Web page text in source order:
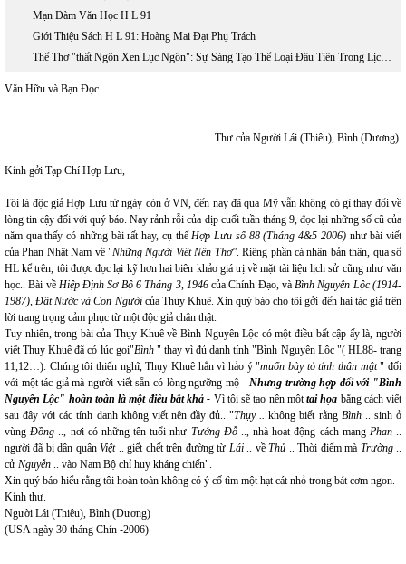
Mạn Đàm Văn Học H L 91
Giới Thiệu Sách H L 91: Hoàng Mai Đạt Phụ Trách
Thể Thơ "thất Ngôn Xen Lục Ngôn": Sự Sáng Tạo Thể Loại Đầu Tiên Trong Lịch Sử Văn Học Việt Nam
Văn Hữu và Bạn Đọc
Thư của Người Lái (Thiêu), Bình (Dương).
Kính gởi Tạp Chí Hợp Lưu,
Tôi là độc giả Hợp Lưu từ ngày còn ở VN, đến nay đã qua Mỹ vẫn không có gì thay đổi về
lòng tin cậy đối với quý báo. Nay rảnh rỗi của dịp cuối tuần tháng 9, đọc lại những số cũ của
năm qua thấy có những bài rất hay, cụ thểHợp Lưu số 88 (Tháng 4&5 2006)như bài viết
của Phan Nhật Nam về "Những Người Viết Nên Thơ". Riêng phần cá nhân bản thân, qua số
HL kể trên, tôi được đọc lại kỹ hơn hai biên khảo giá trị về mặt tài liệu lịch sử cũng như văn
học.. Bài vềHiệp Định Sơ Bộ 6 Tháng 3, 1946của Chính Đạo, vàBình Nguyên Lộc (1914-
1987), Đất Nước và Con Ngườicủa Thụy Khuê. Xin quý báo cho tôi gởi đến hai tác giả trên
lời trang trọng cảm phục từ một độc giả chân thật.
Tuy nhiên, trong bài của Thụy Khuê về Bình Nguyên Lộc có một điều bất cập ấy là, người
viết Thụy Khuê đã có lúc gọi"Bình" thay vì đủ danh tính "Bình Nguyên Lộc "( HL88- trang
11,12…). Chúng tôi thiển nghĩ, Thụy Khuê hẳn vì hảo ý "muốn bày tỏ tính thân mật" đối
với một tác giả mà người viết sẵn có lòng ngưỡng mộ - Nhưng trường hợp đối với "Bình
Nguyên Lộc" hoàn toàn là một điều bất khả - Vì tôi sẽ tạo nên mộttai họa bằng cách viết
sau đây với các tính danh không viết nên đầy đủ.. "Thụy .. không biết rằngBình.. sinh ở
vùng Đồng .., nơi có những tên tuổi như Tướng Đỗ .., nhà hoạt động cách mạngPhan..
người đã bị dân quânViệt.. giết chết trên đường từ Lái.. vềThủ .. Thời điểm mà Trường..
cử Nguyễn .. vào Nam Bộ chỉ huy kháng chiến".
Xin quý báo hiểu rằng tôi hoàn toàn không có ý cố tìm một hạt cát nhỏ trong bát cơm ngon.
Kính thư.
Người Lái (Thiêu), Bình (Dương)
(USA ngày 30 tháng Chín -2006)